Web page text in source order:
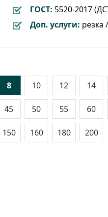
ГОСТ: 5520-2017
Доп. услуги: резка
8 10 12 14
45 50 55 60
150 160 180 200